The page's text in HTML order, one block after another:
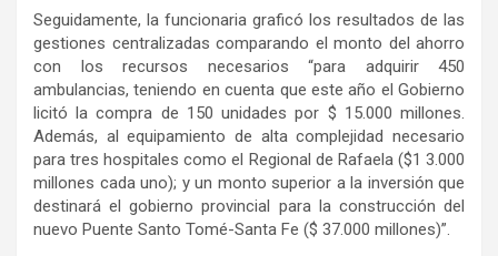
Seguidamente, la funcionaria graficó los resultados de las
gestiones centralizadas comparando el monto del ahorro
con los recursos necesarios “para adquirir 450
ambulancias, teniendo en cuenta que este año el Gobierno
licitó la compra de 150 unidades por $ 15.000 millones.
Además, al equipamiento de alta complejidad necesario
para tres hospitales como el Regional de Rafaela ($1 3.000
millones cada uno); y un monto superior a la inversión que
destinará el gobierno provincial para la construcción del
nuevo Puente Santo Tomé-Santa Fe ($ 37.000 millones)”.